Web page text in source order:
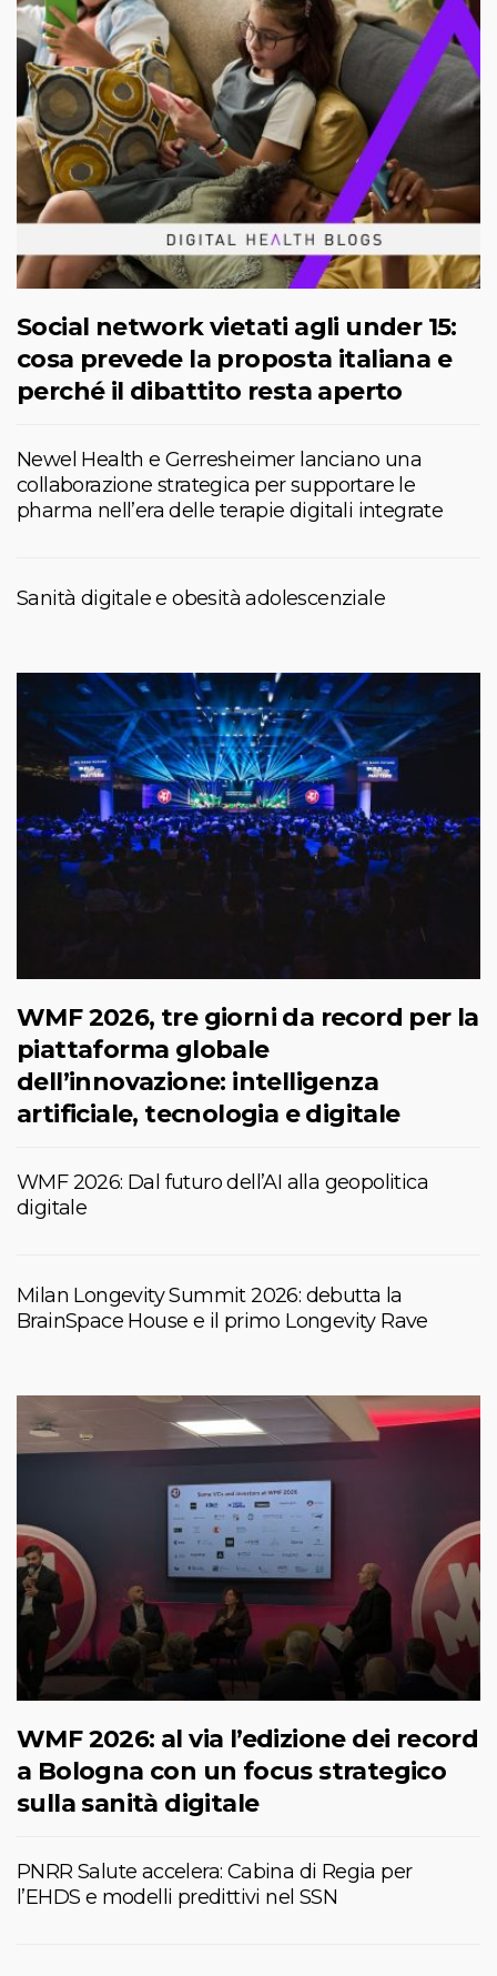
Social network vietati agli under 15:
cosa prevede la proposta italiana e
perché il dibattito resta aperto
Newel Health e Gerresheimer lanciano una
collaborazione strategica per supportare le
pharma nell’era delle terapie digitali integrate
Sanità digitale e obesità adolescenziale
WMF 2026, tre giorni da record per la
piattaforma globale
dell’innovazione: intelligenza
artificiale, tecnologia e digitale
WMF 2026: Dal futuro dell’AI alla geopolitica
digitale
Milan Longevity Summit 2026: debutta la
BrainSpace House e il primo Longevity Rave
WMF 2026: al via l’edizione dei record
a Bologna con un focus strategico
sulla sanità digitale
PNRR Salute accelera: Cabina di Regia per
l’EHDS e modelli predittivi nel SSN